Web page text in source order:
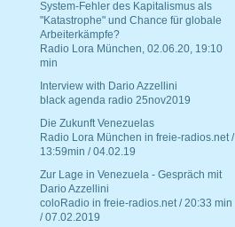
System-Fehler des Kapitalismus als
"Katastrophe" und Chance für globale
Arbeiterkämpfe?
Radio Lora München, 02.06.20, 19:10
min
Interview with Dario Azzellini
black agenda radio 25nov2019
Die Zukunft Venezuelas
Radio Lora München in freie-radios.net /
13:59min / 04.02.19
Zur Lage in Venezuela - Gespräch mit
Dario Azzellini
coloRadio in freie-radios.net / 20:33 min
/ 07.02.2019